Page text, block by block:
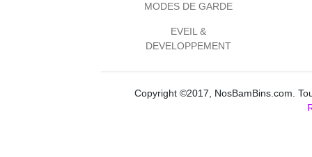
MODES DE GARDE
EVEIL &
DEVELOPPEMENT
Copyright ©2017, NosBamBins.com.